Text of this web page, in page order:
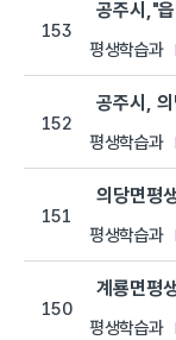
153
공주시,"
평생학습과
152
공주시,
평생학습과
151
의당면평
평생학습과
150
계룡면평
평생학습과